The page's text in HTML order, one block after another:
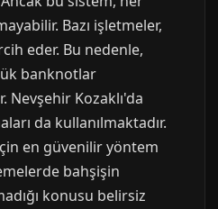
Bazı işletmeler,
eder. Bu nedenle,
banknotlar
Nevşehir Kozaklı'da
da kullanılmaktadır.
en güvenilir yöntem
bahşişin
konusu belirsiz